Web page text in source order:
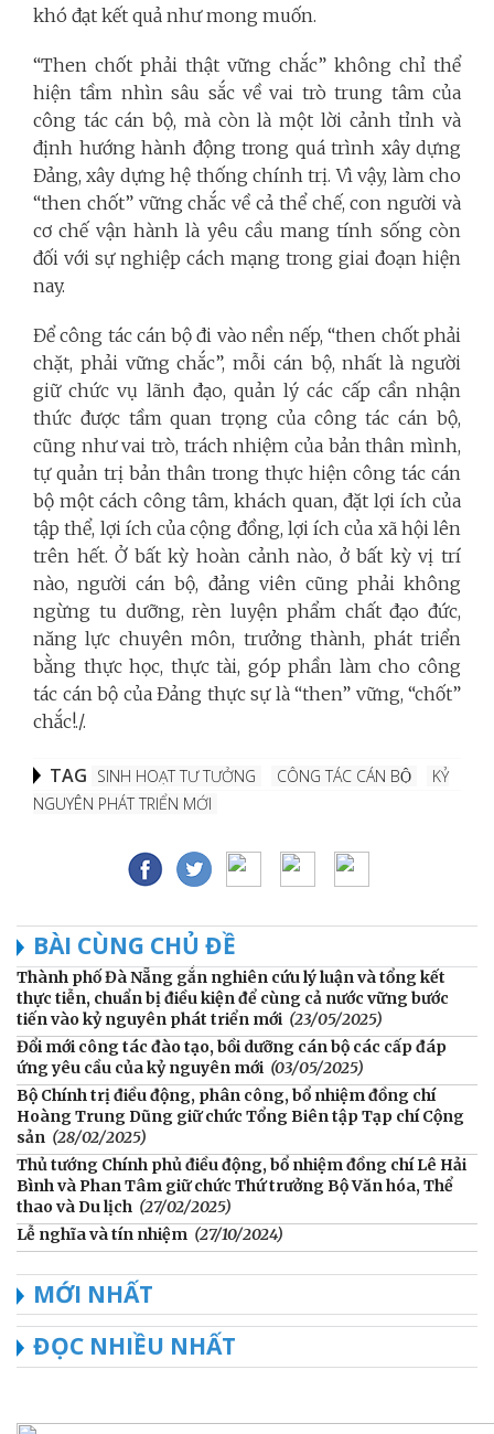
khó đạt kết quả như mong muốn.
“Then chốt phải thật vững chắc” không chỉ thể
hiện tầm nhìn sâu sắc về vai trò trung tâm của
công tác cán bộ, mà còn là một lời cảnh tỉnh và
định hướng hành động trong quá trình xây dựng
Đảng, xây dựng hệ thống chính trị. Vì vậy, làm cho
“then chốt” vững chắc về cả thể chế, con người và
cơ chế vận hành là yêu cầu mang tính sống còn
đối với sự nghiệp cách mạng trong giai đoạn hiện
nay.
Để công tác cán bộ đi vào nền nếp, “then chốt phải
chặt, phải vững chắc”, mỗi cán bộ, nhất là người
giữ chức vụ lãnh đạo, quản lý các cấp cần nhận
thức được tầm quan trọng của công tác cán bộ,
cũng như vai trò, trách nhiệm của bản thân mình,
tự quản trị bản thân trong thực hiện công tác cán
bộ một cách công tâm, khách quan, đặt lợi ích của
tập thể, lợi ích của cộng đồng, lợi ích của xã hội lên
trên hết. Ở bất kỳ hoàn cảnh nào, ở bất kỳ vị trí
nào, người cán bộ, đảng viên cũng phải không
ngừng tu dưỡng, rèn luyện phẩm chất đạo đức,
năng lực chuyên môn, trưởng thành, phát triển
bằng thực học, thực tài, góp phần làm cho công
tác cán bộ của Đảng thực sự là “then” vững, “chốt”
chắc!./.
TAG SINH HOẠT TƯ TƯỞNG CÔNG TÁC CÁN BỘ
KỶ
NGUYÊN PHÁT TRIỂN MỚI
BÀI CÙNG CHỦ ĐỀ
Thành phố Đà Nẵng gắn nghiên cứu lý luận và tổng kết
thực tiễn, chuẩn bị điều kiện để cùng cả nước vững bước
tiến vào kỷ nguyên phát triển mới (23/05/2025)
Đổi mới công tác đào tạo, bồi dưỡng cán bộ các cấp đáp
ứng yêu cầu của kỷ nguyên mới (03/05/2025)
Bộ Chính trị điều động, phân công, bổ nhiệm đồng chí
Hoàng Trung Dũng giữ chức Tổng Biên tập Tạp chí Cộng
sản (28/02/2025)
Thủ tướng Chính phủ điều động, bổ nhiệm đồng chí Lê Hải
Bình và Phan Tâm giữ chức Thứ trưởng Bộ Văn hóa, Thể
thao và Du lịch (27/02/2025)
Lễ nghĩa và tín nhiệm (27/10/2024)
MỚI NHẤT
ĐỌC NHIỀU NHẤT